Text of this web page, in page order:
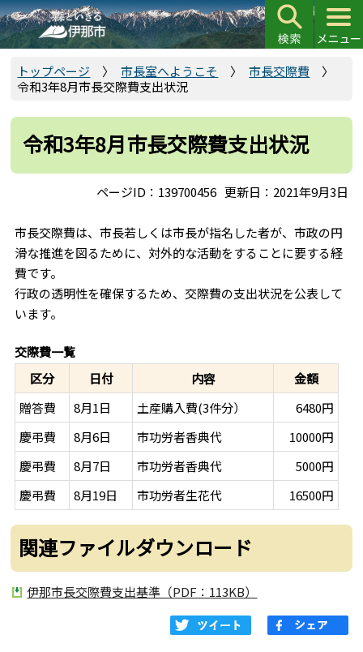
こ
の
ペ
で
トップページ 市長室へようこそ
市長交際費
令和3年8月市長交際費支出状況
令和3年8月市長交際費支出状況
ページID：139700456 更新日：2021年9月3日
市長交際費は、市長若しくは市長が指名した者が、市政の円
滑な推進を図るために、対外的な活動をすることに要する経
費です。
行政の透明性を確保するため、交際費の支出状況を公表して
います。
交際費一覧
区分
日付 内容
金額
贈答費
8月1日 土産購入費(3件分）
6480円
慶弔費
8月6日 市功労者香典代
10000円
慶弔費
8月7日 市功労者香典代
5000円
慶弔費
8月19日 市功労者生花代 16500円
関連ファイルダウンロード
伊那市長交際費支出基準（PDF：113KB）